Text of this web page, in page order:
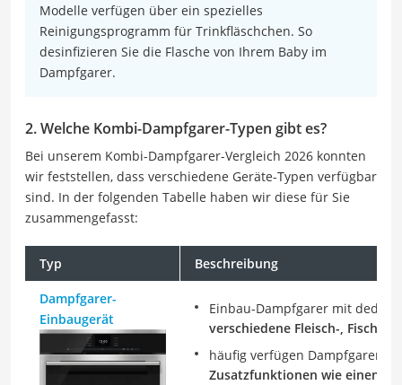
Modelle verfügen über ein spezielles
Reinigungsprogramm für Trinkfläschchen. So
desinfizieren Sie die Flasche von Ihrem Baby im
Dampfgarer.
2. Welche Kombi-Dampfgarer-Typen gibt es?
Bei unserem Kombi-Dampfgarer-Vergleich 2026 konnten
wir feststellen, dass verschiedene Geräte-Typen verfügbar
sind. In der folgenden Tabelle haben wir diese für Sie
zusammengefasst:
Typ Beschreibung
Dampfgarer-
Einbaugerät
Einbau-Dampfgarer mit
verschiedene Fleisch-, Fisch-
häufig verfügen Dampfgarer-
Zusatzfunktionen wie einen